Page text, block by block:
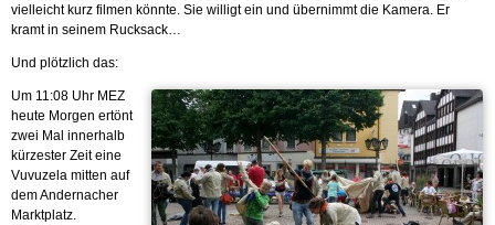
vielleicht kurz filmen könnte. Sie willigt ein und übernimmt die Kamera. Er
kramt in seinem Rucksack…
Und plötzlich das:
Um 11:08 Uhr MEZ
heute Morgen ertönt
zwei Mal innerhalb
kürzester Zeit eine
Vuvuzela mitten auf
dem Andernacher
Marktplatz.